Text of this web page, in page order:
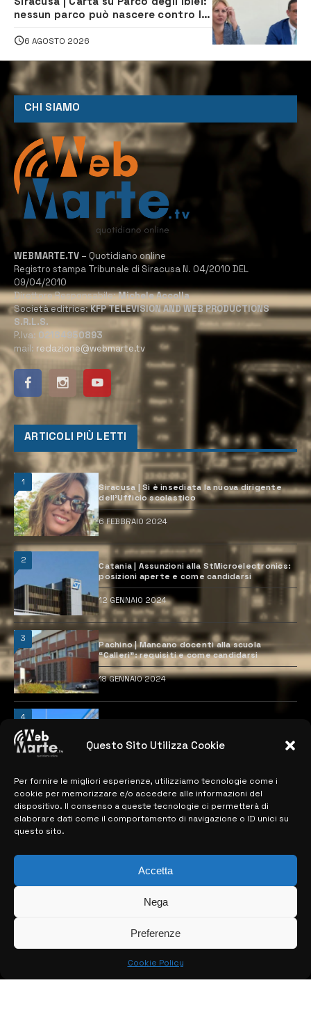
Questo Sito Utilizza Cookie
Per fornire le migliori esperienze, utilizziamo tecnologie come i
cookie per memorizzare e/o accedere alle informazioni del
dispositivo. Il consenso a queste tecnologie ci permetterà di
elaborare dati come il comportamento di navigazione o ID unici su
questo sito.
Accetta
Nega
Preferenze
Cookie Policy
nessun parco può nascere contro le
6 AGOSTO 2026
CHI SIAMO
WEBMARTE.TV – Quotidiano online
Registro stampa Tribunale di Siracusa N. 04/2010 DEL
09/04/2010
Direttore Responsabile:Michele Accolla
Società editrice:KFP TELEVISION AND WEB PRODUCTIONS
S.R.L.S.
P.Iva: 02184950893
mail: redazione@webmarte.tv
ARTICOLI PIÙ LETTI
1
Siracusa | Si è insediata la nuova dirigente
dell’Ufficio scolastico
6 FEBBRAIO 2024
2
Catania | Assunzioni alla StMicroelectronics:
posizioni aperte e come candidarsi
12 GENNAIO 2024
3
Pachino | Mancano docenti alla scuola
“Calleri”: requisiti e come candidarsi
18 GENNAIO 2024
4
previste
MAPPA DEL SITO